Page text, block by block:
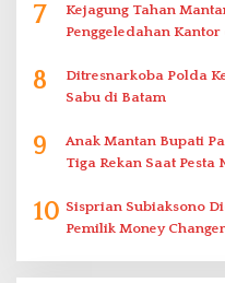
7
Kejagung Tahan
Penggeledahan Kantor
8
Ditresnarkoba Polda
Sabu di Batam
9
Anak Mantan Bupati
Tiga Rekan Saat Pesta
10 Sisprian Subiaksono
Pemilik Money Changer